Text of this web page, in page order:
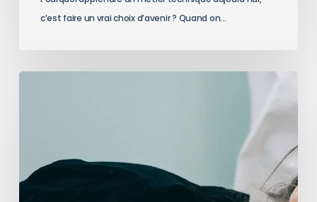
c’est faire un vrai choix d’avenir ? Quand on…
Soutenez
l’EP2B